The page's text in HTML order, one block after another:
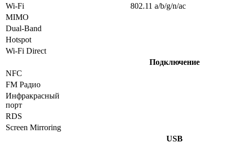
Wi-Fi
802.11 a/b/g/n/ac
MIMO
Dual-Band
Hotspot
Wi-Fi Direct
Подключение
NFC
FM Радио
Инфракрасный
порт
RDS
Screen Mirroring
USB